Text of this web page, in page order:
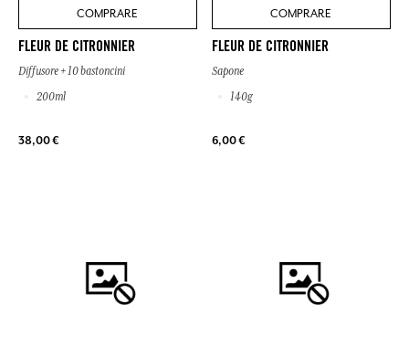
COMPRARE
FLEUR DE CITRONNIER
Diffusore + 10 bastoncini
200ml
38,00 €
COMPRARE
FLEUR DE CITRONNIER
Sapone
140g
6,00 €